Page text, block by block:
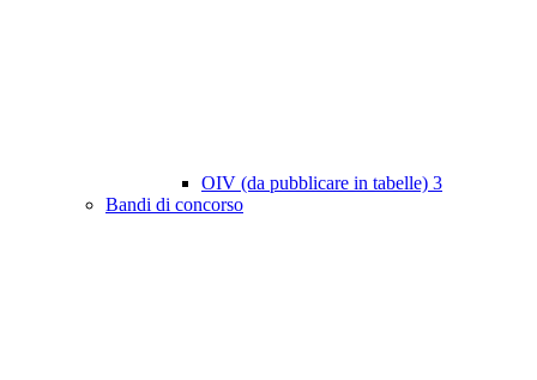
OIV (da pubblicare in tabelle) 3
Bandi di concorso